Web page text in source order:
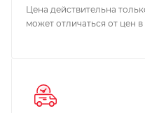
Цена действительна
может отличаться от цен